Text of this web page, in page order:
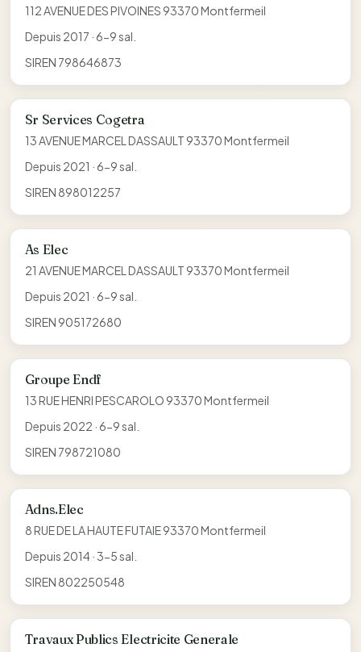
112 AVENUE DES PIVOINES 93370 Montfermeil
Depuis 2017 · 6-9 sal.
SIREN 798646873
Sr Services Cogetra
13 AVENUE MARCEL DASSAULT 93370 Montfermeil
Depuis 2021 · 6-9 sal.
SIREN 898012257
As Elec
21 AVENUE MARCEL DASSAULT 93370 Montfermeil
Depuis 2021 · 6-9 sal.
SIREN 905172680
Groupe Endf
13 RUE HENRI PESCAROLO 93370 Montfermeil
Depuis 2022 · 6-9 sal.
SIREN 798721080
Adns.Elec
8 RUE DE LA HAUTE FUTAIE 93370 Montfermeil
Depuis 2014 · 3-5 sal.
SIREN 802250548
Travaux Publics Electricite Generale